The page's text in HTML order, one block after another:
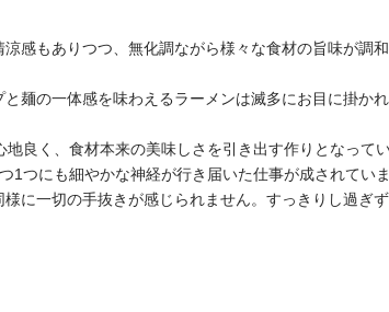
感もありつつ、無化調ながら様々な食材の旨味が調
麺の一体感を味わえるラーメンは滅多にお目に掛か
良く、食材本来の美味しさを引き出す作りとなって
つにも細やかな神経が行き届いた仕事が成されていま
に一切の手抜きが感じられません。すっきりし過ぎ